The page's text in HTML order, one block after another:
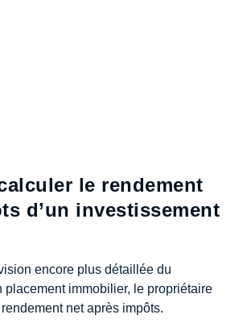
le rendement
d’un investissement
encore plus détaillée du
placement immobilier, le propriétaire
net après impôts.